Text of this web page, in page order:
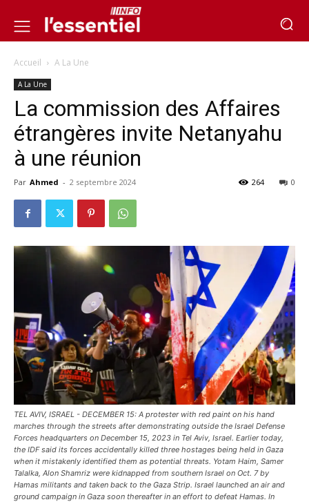
Accueil A La Une
A La Une
La commission des Affaires
étrangères invite Netanyahu
à une réunion
Par Ahmed - 2 septembre 2024 0
264
TEL AVIV, ISRAEL - DECEMBER 15: A protester with red paint on his hand
marches through the streets after demonstrating outside the Israel Defense
Forces headquarters on December 15, 2023 in Tel Aviv, Israel. Earlier today,
the IDF said its forces accidentally killed three hostages being held in Gaza
when it mistakenly identified them as potential threats. Yotam Haim, Samer
Talalka, Alon Shamriz were kidnapped from southern Israel on Oct. 7 by
Hamas militants and taken back to the Gaza Strip. Israel launched an air and
ground campaign in Gaza soon thereafter in an effort to defeat Hamas. In